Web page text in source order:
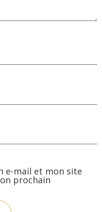
e-mail et mon site
prochain